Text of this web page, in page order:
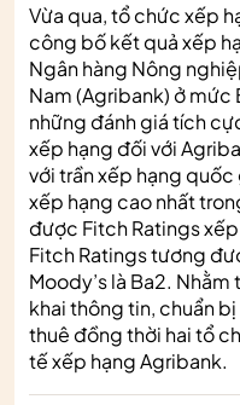
Vừa qua, tổ chức xếp
công bố kết quả xếp
Ngân hàng Nông
Nam (Agribank) ở mức
những đánh giá tích
xếp hạng đối với
với trần xếp hạng quốc
xếp hạng cao nhất
được Fitch Ratings
Fitch Ratings tương
Moody’s là Ba2.
khai thông tin, chuẩn
thuê đồng thời hai tổ
tế xếp hạng Agribank.